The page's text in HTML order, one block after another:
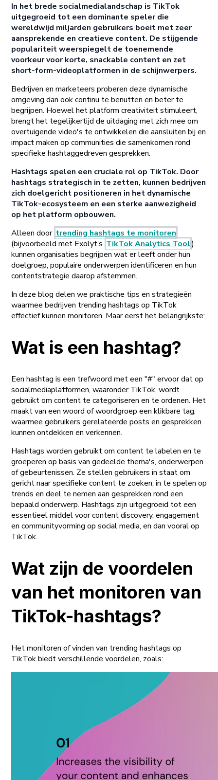
In het brede socialmedialandschap is TikTok
uitgegroeid tot een dominante speler die
wereldwijd miljarden gebruikers boeit met zeer
aansprekende en creatieve content. De stijgende
populariteit weerspiegelt de toenemende
voorkeur voor korte, snackable content en zet
short-form-videoplatformen in de schijnwerpers.
Bedrijven en marketeers proberen deze dynamische
omgeving dan ook continu te benutten en beter te
begrijpen. Hoewel het platform creativiteit stimuleert,
brengt het tegelijkertijd de uitdaging met zich mee om
overtuigende video's te ontwikkelen die aansluiten bij en
impact maken op communities die samenkomen rond
specifieke hashtaggedreven gesprekken.
Hashtags spelen een cruciale rol op TikTok. Door
hashtags strategisch in te zetten, kunnen bedrijven
zich doelgericht positioneren in het dynamische
TikTok-ecosysteem en een sterke aanwezigheid
op het platform opbouwen.
Alleen door trending hashtags te monitoren
(bijvoorbeeld met Exolyt’s TikTok Analytics Tool)
kunnen organisaties begrijpen wat er leeft onder hun
doelgroep, populaire onderwerpen identificeren en hun
contentstrategie daarop afstemmen.
In deze blog delen we praktische tips en strategieën
waarmee bedrijven trending hashtags op TikTok
effectief kunnen monitoren. Maar eerst het belangrijkste:
Wat is een hashtag?
Een hashtag is een trefwoord met een "#" ervoor dat op
socialmediaplatformen, waaronder TikTok, wordt
gebruikt om content te categoriseren en te ordenen. Het
maakt van een woord of woordgroep een klikbare tag,
waarmee gebruikers gerelateerde posts en gesprekken
kunnen ontdekken en verkennen.
Hashtags worden gebruikt om content te labelen en te
groeperen op basis van gedeelde thema's, onderwerpen
of gebeurtenissen. Ze stellen gebruikers in staat om
gericht naar specifieke content te zoeken, in te spelen op
trends en deel te nemen aan gesprekken rond een
bepaald onderwerp. Hashtags zijn uitgegroeid tot een
essentieel middel voor content discovery, engagement
en communityvorming op social media, en dan vooral op
TikTok.
Wat zijn de voordelen
van het monitoren van
TikTok-hashtags?
Het monitoren of vinden van trending hashtags op
TikTok biedt verschillende voordelen, zoals: